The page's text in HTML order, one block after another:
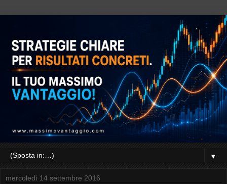
▼
mercoledì 14 settembre 2016